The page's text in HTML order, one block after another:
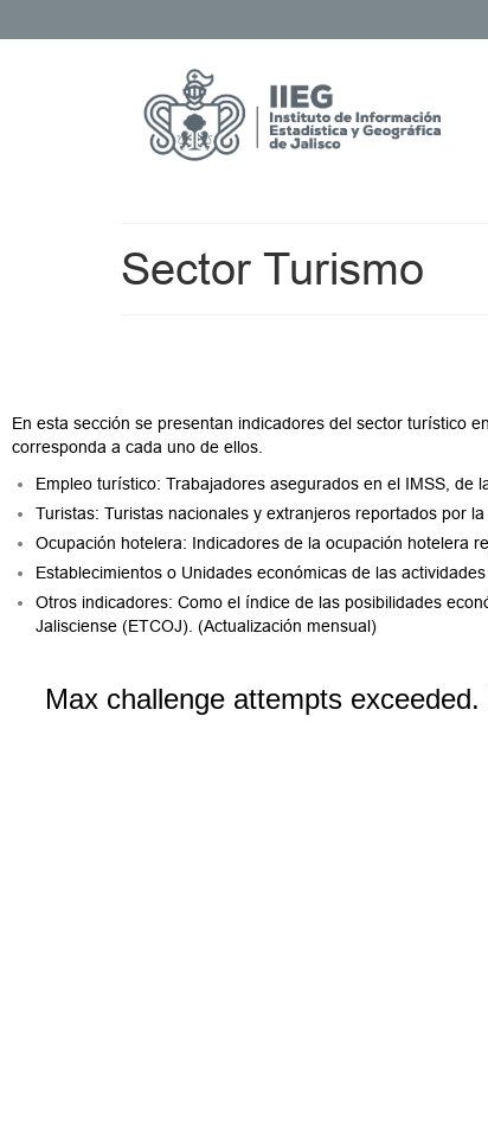
Sector Turismo
En esta sección se presentan indicadores del sector turístico
corresponda a cada uno de ellos.
Empleo turístico: Trabajadores asegurados en el IMSS, de
Turistas: Turistas nacionales y extranjeros reportados por
Ocupación hotelera: Indicadores de la ocupación hotelera
Establecimientos o Unidades económicas de las
Otros indicadores: Como el índice de las posibilidades
Jalisciense (ETCOJ). (Actualización mensual)